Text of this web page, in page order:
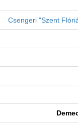
Csengeri "Szent